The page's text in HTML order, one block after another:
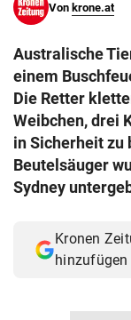
search
eingeben
© Krone
Muthgasse 2,
Von krone.at
Australische
einem
Die Retter
Weibchen, drei
in Sicherheit zu
Beutelsäuger
Sydney
Kronen
hinzufügen